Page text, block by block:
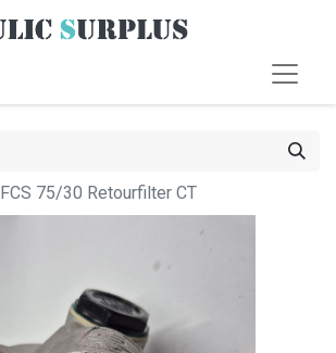
FCS 75/30 Retourfilter CT